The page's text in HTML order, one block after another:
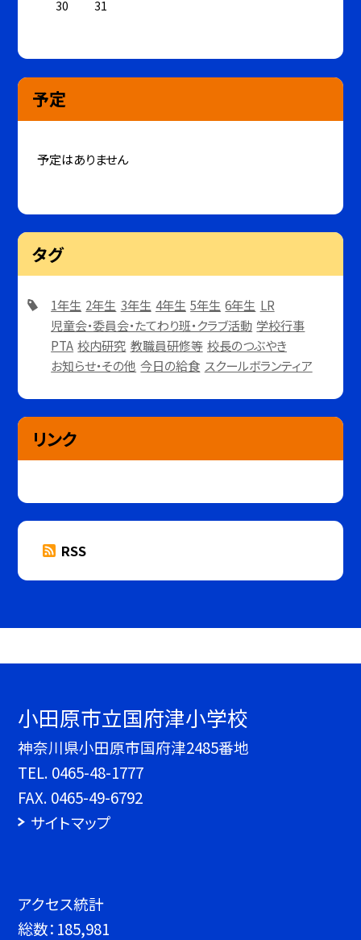
30
31
予定
予定はありません
タグ
1年生 2年生 3年生 4年生 5年生 6年生 LR
児童会・委員会・たてわり班・クラブ活動 学校行事
PTA 校内研究 教職員研修等 校長のつぶやき
お知らせ・その他 今日の給食 スクールボランティア
リンク
RSS
小田原市立国府津小学校
神奈川県小田原市国府津2485番地
TEL. 0465-48-1777
FAX. 0465-49-6792
サイトマップ
アクセス統計
総数： 185,981